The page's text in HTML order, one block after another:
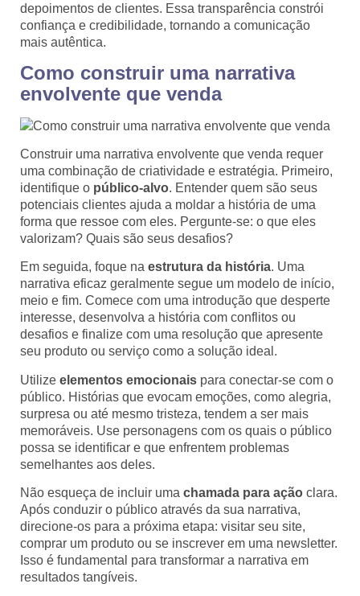
depoimentos de clientes. Essa transparência constrói
confiança e credibilidade, tornando a comunicação
mais autêntica.
Como construir uma narrativa
envolvente que venda
Construir uma narrativa envolvente que venda requer
uma combinação de criatividade e estratégia. Primeiro,
identifique o público-alvo. Entender quem são seus
potenciais clientes ajuda a moldar a história de uma
forma que ressoe com eles. Pergunte-se: o que eles
valorizam? Quais são seus desafios?
Em seguida, foque na estrutura da história. Uma
narrativa eficaz geralmente segue um modelo de início,
meio e fim. Comece com uma introdução que desperte
interesse, desenvolva a história com conflitos ou
desafios e finalize com uma resolução que apresente
seu produto ou serviço como a solução ideal.
Utilize elementos emocionais para conectar-se com o
público. Histórias que evocam emoções, como alegria,
surpresa ou até mesmo tristeza, tendem a ser mais
memoráveis. Use personagens com os quais o público
possa se identificar e que enfrentem problemas
semelhantes aos deles.
Não esqueça de incluir uma chamada para ação clara.
Após conduzir o público através da sua narrativa,
direcione-os para a próxima etapa: visitar seu site,
comprar um produto ou se inscrever em uma newsletter.
Isso é fundamental para transformar a narrativa em
resultados tangíveis.